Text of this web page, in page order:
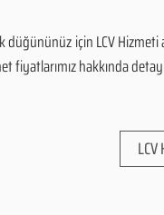
düğününüz için LCV
fiyatlarımız hakkında